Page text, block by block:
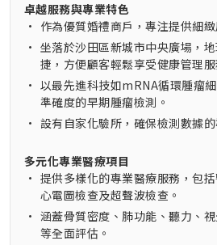
卓越服務與專業特色
• 作為優質婚禮商戶，專注提供細
• 坐落於沙田區新城市中央廣場，
捷，方便顧客輕鬆享受健康管理服
• 以最先進科技如mRNA循環腫瘤
準確度的早期腫瘤檢測。
• 設有自家化驗所，確保檢測數據的
多元化專業醫療項目
• 提供多樣化的專業醫療服務，包
心電圖檢查及超聲波檢查。
• 涵蓋骨質密度、肺功能、聽力、
等全面評估。